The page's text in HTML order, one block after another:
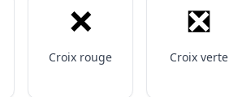
❌️
Croix rouge
❎️
Croix verte